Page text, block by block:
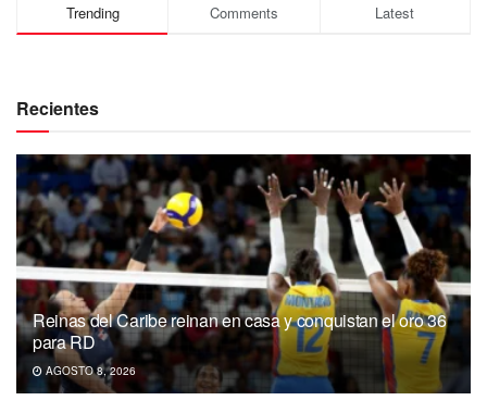
Trending Comments Latest
Recientes
Reinas del Caribe reinan en casa y conquistan el oro 36
para RD
AGOSTO 8, 2026